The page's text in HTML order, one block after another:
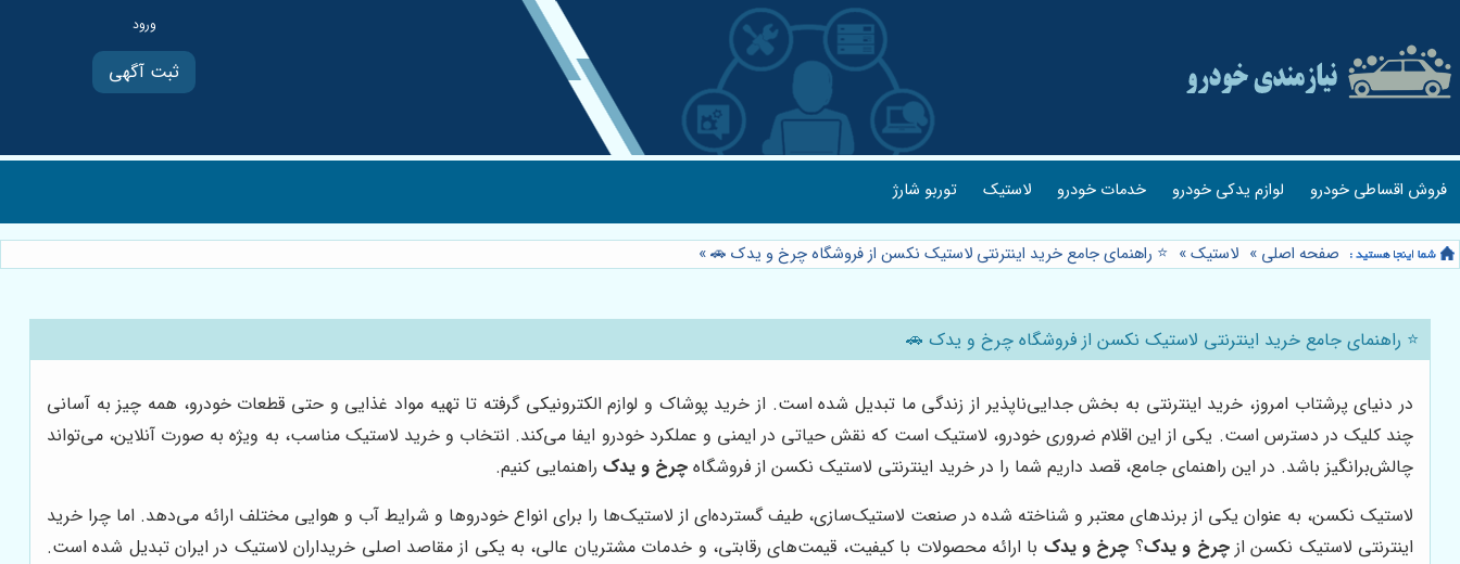
ثبت آگهی
فروش اقساطی خودرو لوازم یدکی خودرو خدمات خودرو لاستیک توربو شارژ
صفحه اصلی » لاستیک» ⭐️ راهنمای جامع خرید اینترنتی لاستیک نکسن از فروشگاه چرخ و یدک 🚗»
⭐️ راهنمای جامع خرید اینترنتی لاستیک نکسن از فروشگاه چرخ و یدک 🚗
در دنیای پرشتاب امروز، خرید اینترنتی به بخش جدایی‌ناپذیر از زندگی ما تبدیل شده است. از خرید پوشاک و لوازم الکترونیکی گرفته تا تهیه مواد غذایی و حتی قطعات خودرو، همه چیز به آسانی
چند کلیک در دسترس است. یکی از این اقلام ضروری خودرو، لاستیک است که نقش حیاتی در ایمنی و عملکرد خودرو ایفا می‌کند. انتخاب و خرید لاستیک مناسب، به ویژه به صورت آنلاین، می‌تواند
چالش‌برانگیز باشد. در این راهنمای جامع، قصد داریم شما را در خرید اینترنتی لاستیک نکسن از فروشگاه چرخ و یدکراهنمایی کنیم.
لاستیک نکسن، به عنوان یکی از برندهای معتبر و شناخته شده در صنعت لاستیک‌سازی، طیف گسترده‌ای از لاستیک‌ها را برای انواع خودروها و شرایط آب و هوایی مختلف ارائه می‌دهد. اما چرا خرید
اینترنتی لاستیک نکسن ازچرخ و یدک؟ چرخ و یدک با ارائه محصولات با کیفیت، قیمت‌های رقابتی، و خدمات مشتریان عالی، به یکی از مقاصد اصلی خریداران لاستیک در ایران تبدیل شده است.